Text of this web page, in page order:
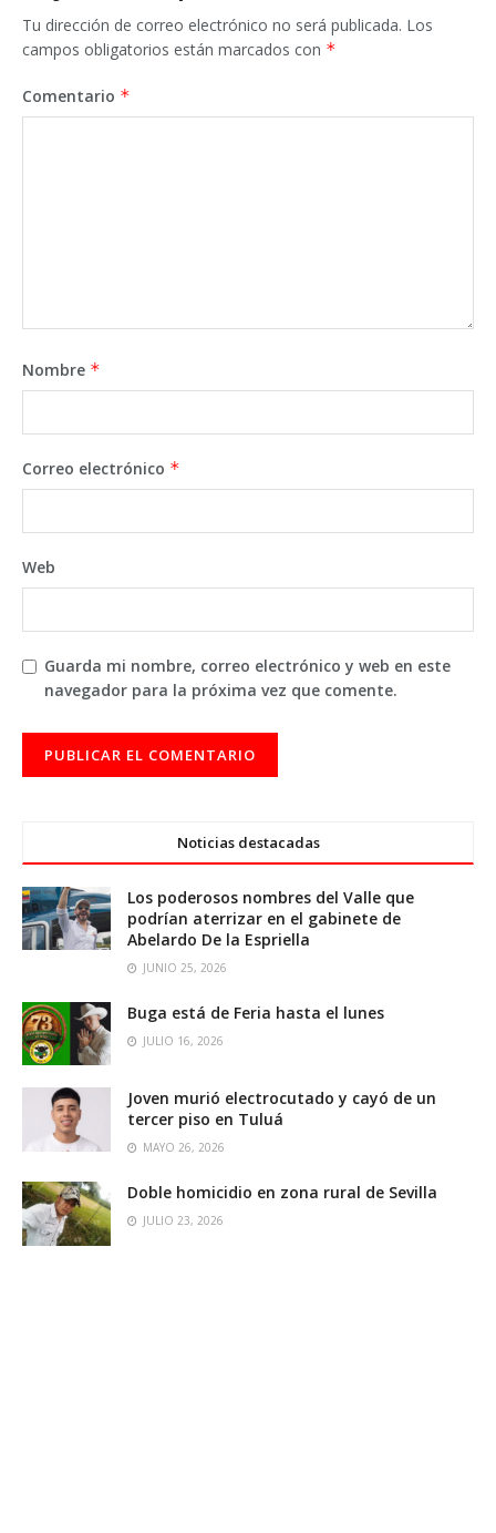
Tu dirección de correo electrónico no será publicada. Los
campos obligatorios están marcados con *
Comentario *
Nombre *
Correo electrónico *
Web
Guarda mi nombre, correo electrónico y web en este
navegador para la próxima vez que comente.
Noticias destacadas
Los poderosos nombres del Valle que
podrían aterrizar en el gabinete de
Abelardo De la Espriella
JUNIO 25, 2026
Buga está de Feria hasta el lunes
JULIO 16, 2026
Joven murió electrocutado y cayó de un
tercer piso en Tuluá
MAYO 26, 2026
Doble homicidio en zona rural de Sevilla
JULIO 23, 2026